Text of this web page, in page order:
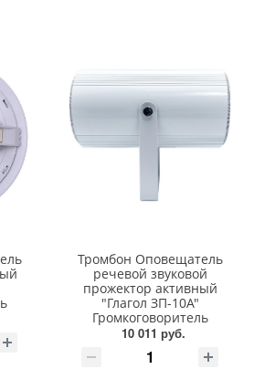
Тромбон Оповещатель
речевой звуковой
прожектор активный
"Глагол ЗП-10А"
Громкоговоритель
10 011 руб.